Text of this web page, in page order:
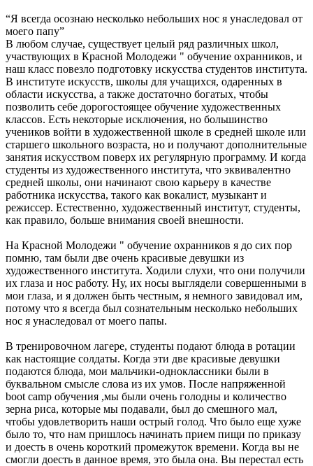
“Я всегда осознаю несколько небольших нос я унаследовал от
моего папу”
В любом случае, существует целый ряд различных школ,
участвующих в Красной Молодежи " обучение охранников, и
наш класс повезло подготовку искусства студентов института.
В институте искусств, школы для учащихся, одаренных в
области искусства, а также достаточно богатых, чтобы
позволить себе дорогостоящее обучение художественных
классов. Есть некоторые исключения, но большинство
учеников войти в художественной школе в средней школе или
старшего школьного возраста, но и получают дополнительные
занятия искусством поверх их регулярную программу. И когда
студенты из художественного института, что эквивалентно
средней школы, они начинают свою карьеру в качестве
работника искусства, такого как вокалист, музыкант и
режиссер. Естественно, художественный институт, студенты,
как правило, больше внимания своей внешности.
На Красной Молодежи " обучение охранников я до сих пор
помню, там были две очень красивые девушки из
художественного института. Ходили слухи, что они получили
их глаза и нос работу. Ну, их носы выглядели совершенными в
мои глаза, и я должен быть честным, я немного завидовал им,
потому что я всегда был сознательным несколько небольших
нос я унаследовал от моего папы.
В тренировочном лагере, студенты подают блюда в ротации
как настоящие солдаты. Когда эти две красивые девушки
подаются блюда, мои мальчики-одноклассники были в
буквальном смысле слова из их умов. После напряженной
boot camp обучения ,мы были очень голодны и количество
зерна риса, которые мы подавали, был до смешного мал,
чтобы удовлетворить наши острый голод. Что было еще хуже
было то, что нам пришлось начинать прием пищи по приказу
и доесть в очень короткий промежуток времени. Когда вы не
смогли доесть в данное время, это была она. Вы перестал есть